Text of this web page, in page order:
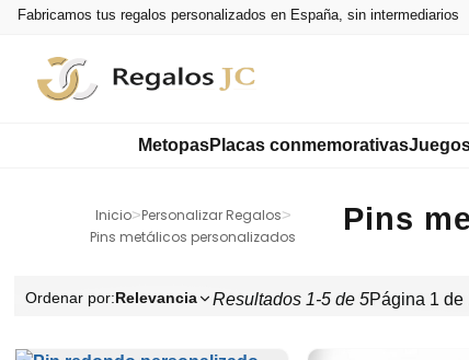
Fabricamos tus regalos personalizados en España, sin intermediarios
MetopasPlacas conmemorativas
Inicio>Personalizar Regalos>
Pins metálicos personalizados
Pins
Ordenar por:Relevancia Resultados 1-5 de 5Página 1 de